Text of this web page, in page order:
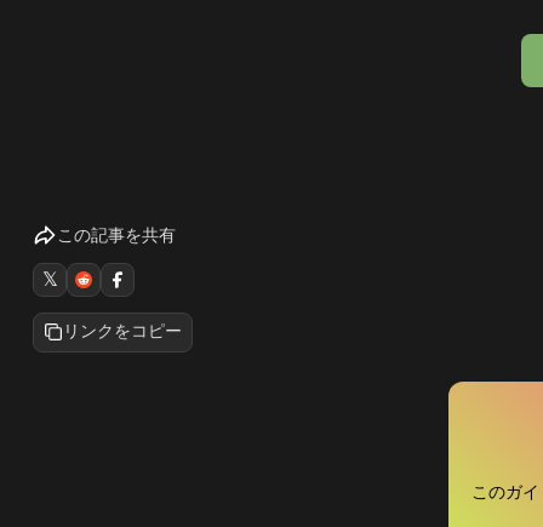
この記事を共有
𝕏
リンクをコピー
このガ